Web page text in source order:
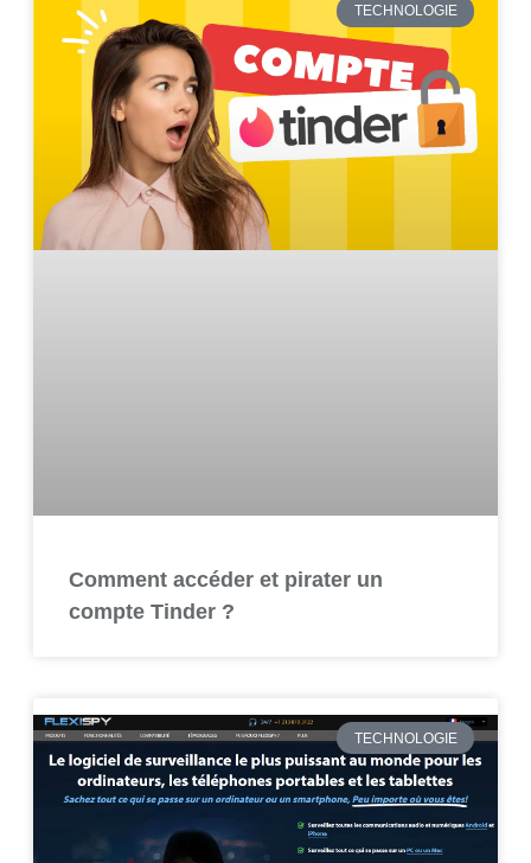
TECHNOLOGIE
Comment accéder et pirater un
compte Tinder ?
TECHNOLOGIE